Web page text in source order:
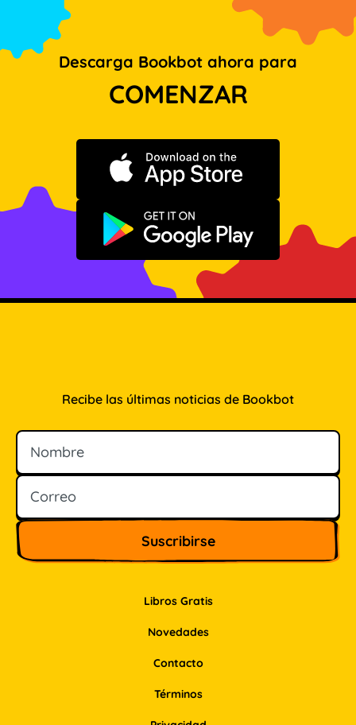
Descarga Bookbot ahora para
COMENZAR
Descargar en App Store
Disponible en Google Play
Libros Gratis
Novedades
Contacto
Recibe las últimas noticias de Bookbot
Nombre
Correo
Términos